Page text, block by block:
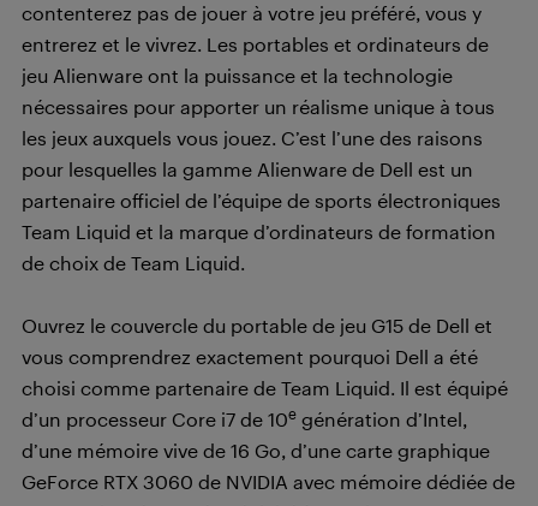
contenterez pas de jouer à votre jeu préféré, vous y
entrerez et le vivrez. Les portables et ordinateurs de
jeu Alienware ont la puissance et la technologie
nécessaires pour apporter un réalisme unique à tous
les jeux auxquels vous jouez. C’est l’une des raisons
pour lesquelles la gamme Alienware de Dell est un
partenaire officiel de l’équipe de sports électroniques
Team Liquid et la marque d’ordinateurs de formation
de choix de Team Liquid.
Ouvrez le couvercle du portable de jeu G15 de Dell et
vous comprendrez exactement pourquoi Dell a été
choisi comme partenaire de Team Liquid. Il est équipé
d’un processeur Core i7 de 10e génération d’Intel,
d’une mémoire vive de 16 Go, d’une carte graphique
GeForce RTX 3060 de NVIDIA avec mémoire dédiée de